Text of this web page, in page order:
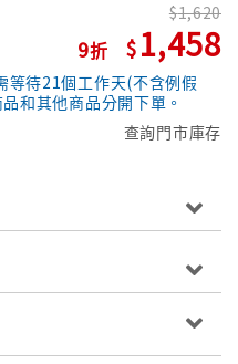
9
1,620
1,458
等待21個工作天(不含例假
和其他商品分開下單。
查詢門市庫存